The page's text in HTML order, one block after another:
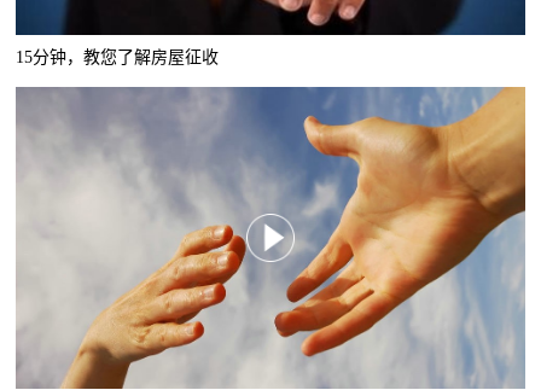
15分钟，教您了解房屋征收